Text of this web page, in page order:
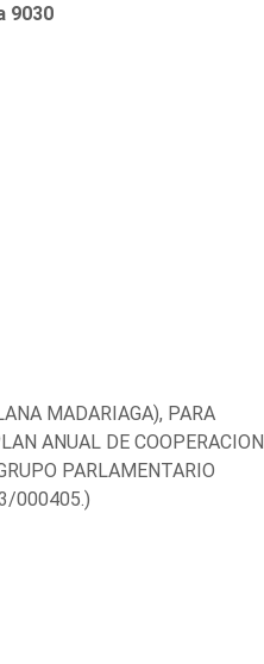
9030
MADARIAGA), PARA
ANUAL DE COOPERACION
PARLAMENTARIO
000405.)